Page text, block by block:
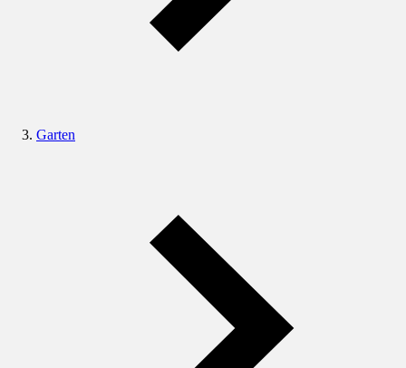
Garten